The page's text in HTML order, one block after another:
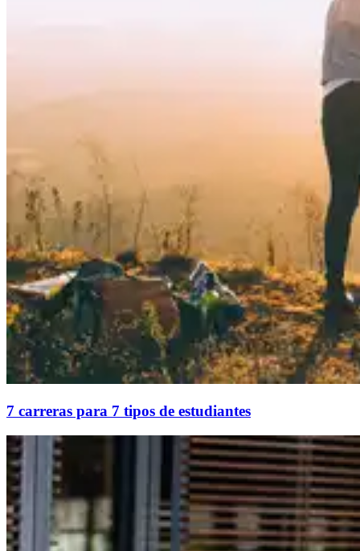
7 carreras para 7 tipos de estudiantes